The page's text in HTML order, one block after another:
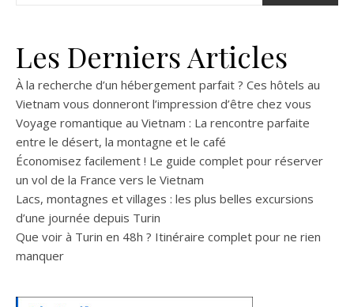
Les Derniers Articles
À la recherche d’un hébergement parfait ? Ces hôtels au
Vietnam vous donneront l’impression d’être chez vous
Voyage romantique au Vietnam : La rencontre parfaite
entre le désert, la montagne et le café
Économisez facilement ! Le guide complet pour réserver
un vol de la France vers le Vietnam
Lacs, montagnes et villages : les plus belles excursions
d’une journée depuis Turin
Que voir à Turin en 48h ? Itinéraire complet pour ne rien
manquer